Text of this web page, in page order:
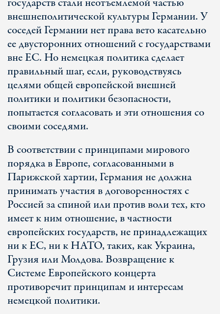
внешнеполитической культуры Германии. У
соседей Германии нет права вето касательно
ее двусторонних отношений с государствами
вне ЕС. Но немецкая политика сделает
правильный шаг, если, руководствуясь
целями общей европейской внешней
политики и политики безопасности,
попытается согласовать и эти отношения со
своими соседями.
В соответствии с принципами мирового
порядка в Европе, согласованными в
Парижской хартии, Германия не должна
принимать участия в договоренностях с
Россией за спиной или против воли тех, кто
имеет к ним отношение, в частности
европейских государств, не принадлежащих
ни к ЕС, ни к НАТО, таких, как Украина,
Грузия или Молдова. Возвращение к
Системе Европейского концерта
противоречит принципам и интересам
немецкой политики.